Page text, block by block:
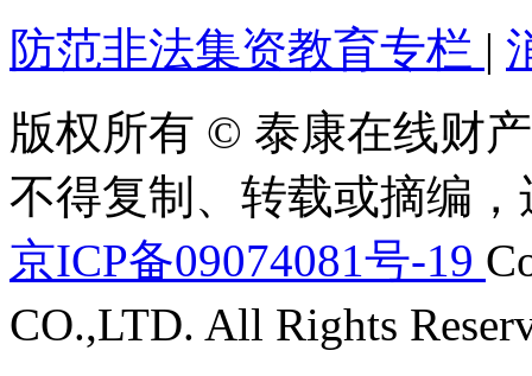
防范非法集资教育专栏 |
版权所有 © 泰康在线财
不得复制、转载或摘编
京ICP备09074081号-19
CO.,LTD. All Rights